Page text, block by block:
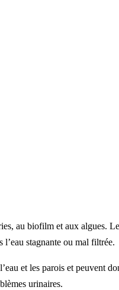
au biofilm et aux algues.
stagnante ou mal filtrée.
et les parois et peuvent
urinaires.